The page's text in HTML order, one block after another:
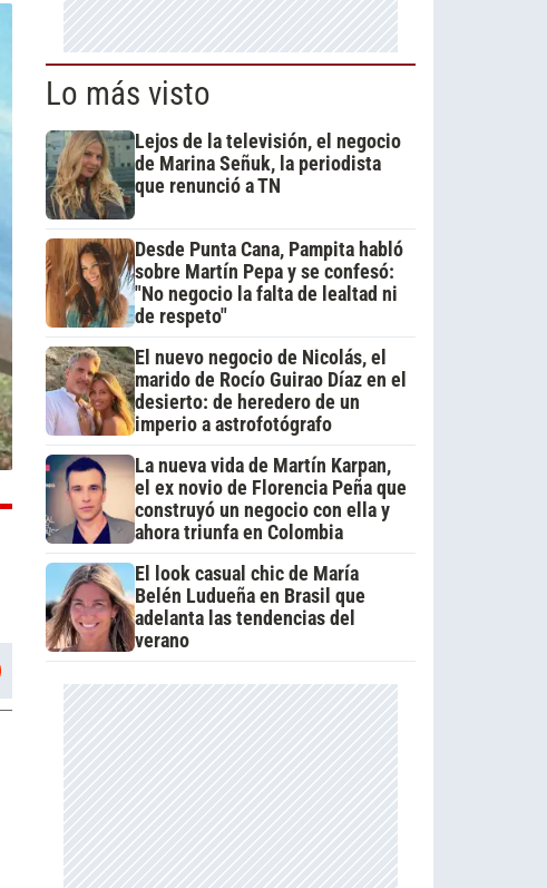
Lo más visto
Lejos de la televisión, el negocio
de Marina Señuk, la periodista
que renunció a TN
Desde Punta Cana, Pampita habló
sobre Martín Pepa y se confesó:
"No negocio la falta de lealtad ni
de respeto"
El nuevo negocio de Nicolás, el
marido de Rocío Guirao Díaz en el
desierto: de heredero de un
imperio a astrofotógrafo
La nueva vida de Martín Karpan,
el ex novio de Florencia Peña que
construyó un negocio con ella y
ahora triunfa en Colombia
El look casual chic de María
Belén Ludueña en Brasil que
adelanta las tendencias del
verano